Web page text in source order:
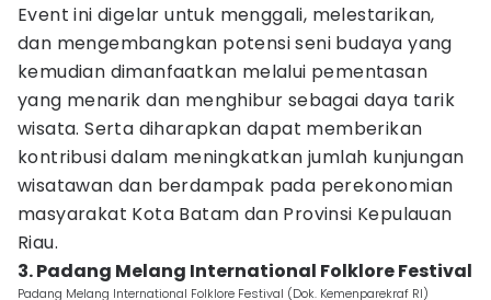
Event ini digelar untuk menggali, melestarikan,
dan mengembangkan potensi seni budaya yang
kemudian dimanfaatkan melalui pementasan
yang menarik dan menghibur sebagai daya tarik
wisata. Serta diharapkan dapat memberikan
kontribusi dalam meningkatkan jumlah kunjungan
wisatawan dan berdampak pada perekonomian
masyarakat Kota Batam dan Provinsi Kepulauan
Riau.
3. Padang Melang International Folklore Festival
Padang Melang International Folklore Festival (Dok. Kemenparekraf RI)